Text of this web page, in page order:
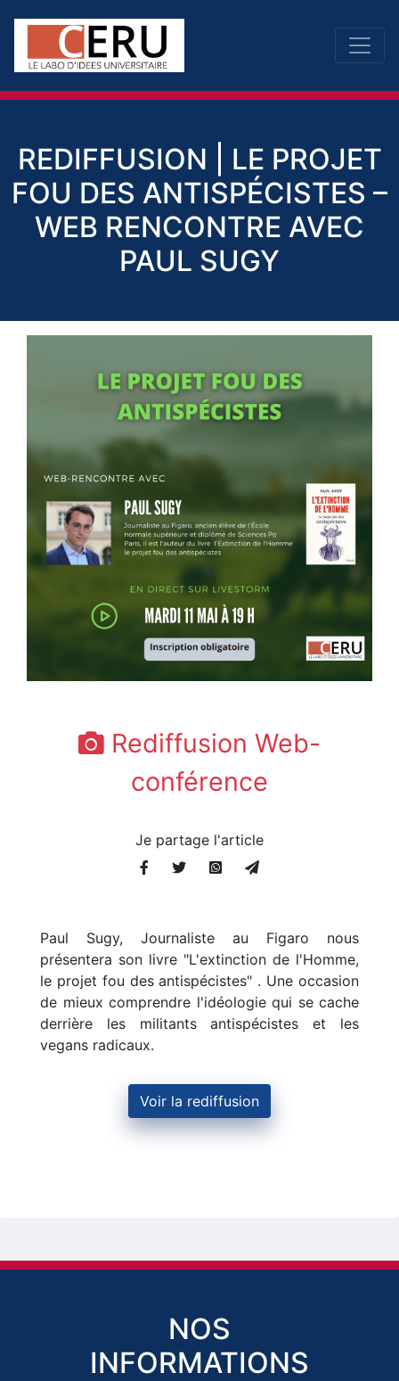
REDIFFUSION | LE PROJET
FOU DES ANTISPÉCISTES –
WEB RENCONTRE AVEC
PAUL SUGY
Rediffusion Web-
conférence
Je partage l'article
Paul Sugy, Journaliste au Figaro nous
présentera son livre "L'extinction de l'Homme,
le projet fou des antispécistes" . Une occasion
de mieux comprendre l'idéologie qui se cache
derrière les militants antispécistes et les
vegans radicaux.
Voir la rediffusion
NOS
INFORMATIONS